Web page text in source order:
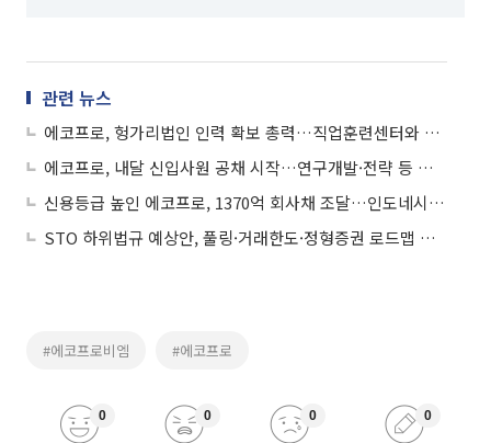
관련 뉴스
에코프로, 헝가리법인 인력 확보 총력…직업훈련센터와 협약 체결
에코프로, 내달 신입사원 공채 시작…연구개발·전략 등 주요 직무 모집
신용등급 높인 에코프로, 1370억 회사채 조달…인도네시아 공급망 강화
STO 하위법규 예상안, 풀링·거래한도·정형증권 로드맵 제시
#에코프로비엠 #에코프로
0 0 0 0